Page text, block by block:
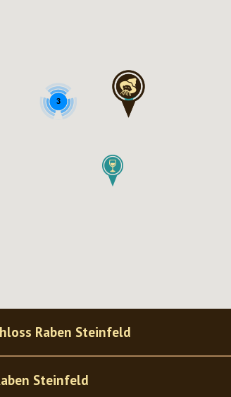
3
Raben Steinfeld
Steinfeld